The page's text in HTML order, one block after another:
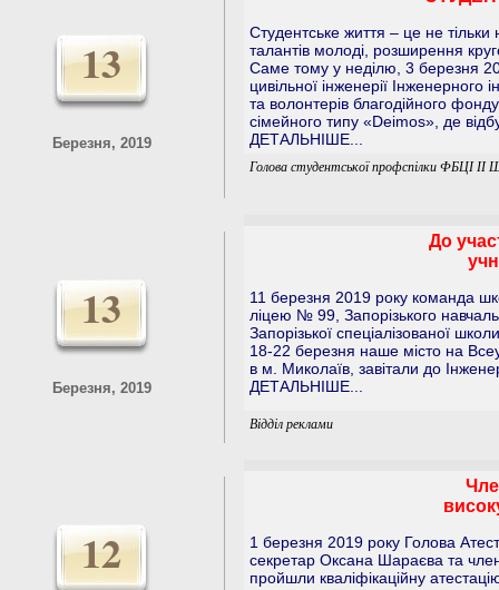
13
Березня, 2019
Студентське життя – це не
талантів молоді, розширення
Саме тому у неділю, 3 березня
цивільної інженерії Інженерного
та волонтерів благодійного
сімейного типу «Deimos», де
ДЕТАЛЬНІШЕ...
Голова студентської профспілки ФБЦІ ІІ
13
Березня, 2019
До
11 березня 2019 року команда
ліцею № 99, Запорізького
Запорізької спеціалізованої
18-22 березня наше місто на
в м. Миколаїв, завітали до
ДЕТАЛЬНІШЕ...
Відділ реклами
12
1 березня 2019 року Голова
секретар Оксана Шараєва та
пройшли кваліфікаційну